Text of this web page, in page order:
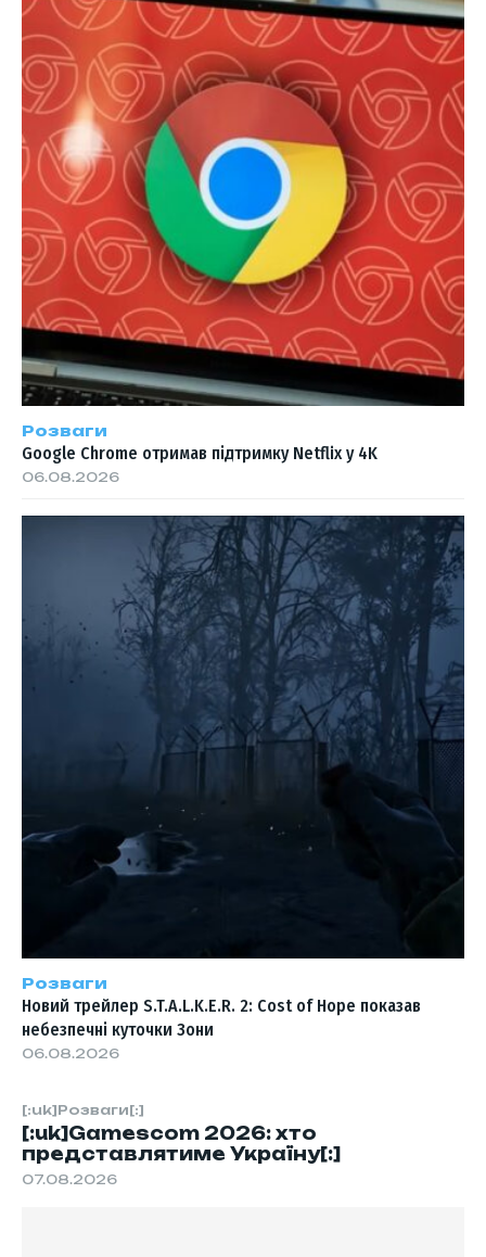
[:uk]Розваги[:]
[:uk]Gamescom 2026: хто
представлятиме Україну[:]
07.08.2026
Розваги
Google Chrome отримав підтримку Netflix у 4K
06.08.2026
Розваги
Новий трейлер S.T.A.L.K.E.R. 2: Cost of Hope показав
небезпечні куточки Зони
06.08.2026